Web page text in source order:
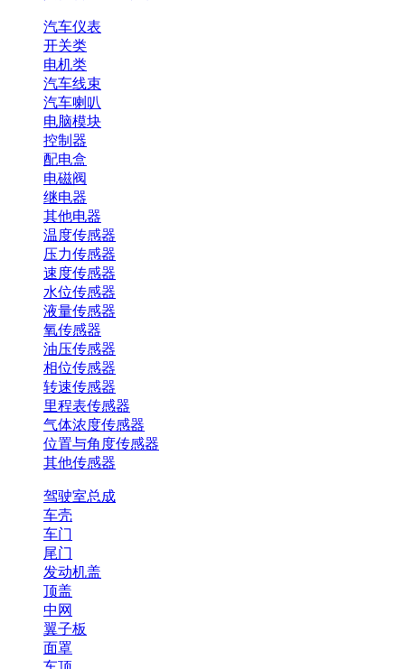
汽车仪表
开关类
电机类
汽车线束
汽车喇叭
电脑模块
控制器
配电盒
电磁阀
继电器
其他电器
温度传感器
压力传感器
速度传感器
水位传感器
液量传感器
氧传感器
油压传感器
相位传感器
转速传感器
里程表传感器
气体浓度传感器
位置与角度传感器
其他传感器
驾驶室总成
车壳
车门
尾门
发动机盖
顶盖
中网
翼子板
面罩